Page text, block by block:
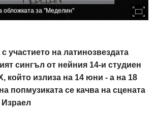
за "Меделин"
участието на латинозвездата
сингъл от нейния 14-и студиен
който излиза на 14 юни - а на 18
попмузиката се качва на сцената